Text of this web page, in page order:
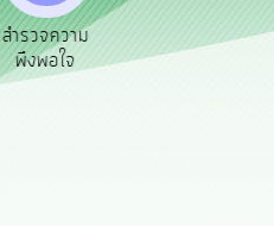
สำรวจความ
พึงพอใจ
ผู้รับเบีย